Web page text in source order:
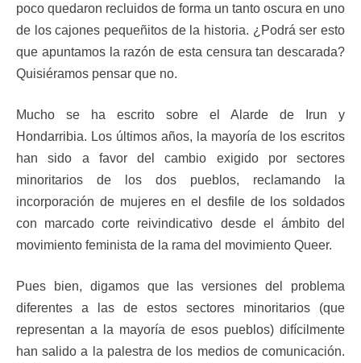
poco quedaron recluidos de forma un tanto oscura en uno
de los cajones pequeñitos de la historia. ¿Podrá ser esto
que apuntamos la razón de esta censura tan descarada?
Quisiéramos pensar que no.
Mucho se ha escrito sobre el Alarde de Irun y
Hondarribia. Los últimos años, la mayoría de los escritos
han sido a favor del cambio exigido por sectores
minoritarios de los dos pueblos, reclamando la
incorporación de mujeres en el desfile de los soldados
con marcado corte reivindicativo desde el ámbito del
movimiento feminista de la rama del movimiento Queer.
Pues bien, digamos que las versiones del problema
diferentes a las de estos sectores minoritarios (que
representan a la mayoría de esos pueblos) difícilmente
han salido a la palestra de los medios de comunicación.